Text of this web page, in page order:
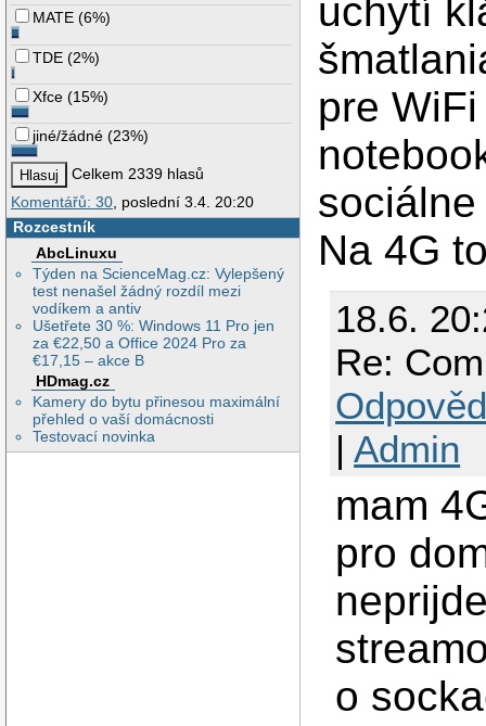
MATE (6%)
TDE (2%)
Xfce (15%)
jiné/žádné (23%)
Celkem 2339 hlasů
Komentářů: 30 , poslední 3.4. 20:20
Rozcestník
AbcLinuxu
Týden na ScienceMag.cz: Vylepšený
test nenašel žádný rozdíl mezi
vodíkem a antiv
Ušetřete 30 %: Windows 11 Pro jen
za €22,50 a Office 2024 Pro za
€17,15 – akce B
HDmag.cz
Kamery do bytu přinesou maximální
přehled o vaší domácnosti
Testovací novinka
uchytí
pre
Na 4G
18.6.
Re:
|Admin
mam
pro
o